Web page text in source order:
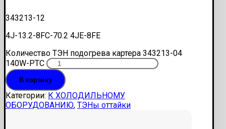
343213-12
4J-13.2-8FC-70.2 4JE-8FE
Количество ТЭН подогрева картера 343213-04
140W-PTC
В корзину
Категории: К ХОЛОДИЛЬНОМУ
ОБОРУДОВАНИЮ, ТЭНы оттайки